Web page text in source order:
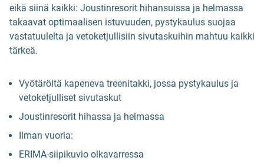
eikä siinä kaikki: Joustinresorit hihansuissa ja helmassa
takaavat optimaalisen istuvuuden, pystykaulus suojaa
vastatuulelta ja vetoketjullisiin sivutaskuihin mahtuu kaikki
tärkeä.
Vyötäröltä kapeneva treenitakki, jossa pystykaulus ja
vetoketjulliset sivutaskut
Joustinresorit hihassa ja helmassa
Ilman vuoria:
ERIMA-siipikuvio olkavarressa